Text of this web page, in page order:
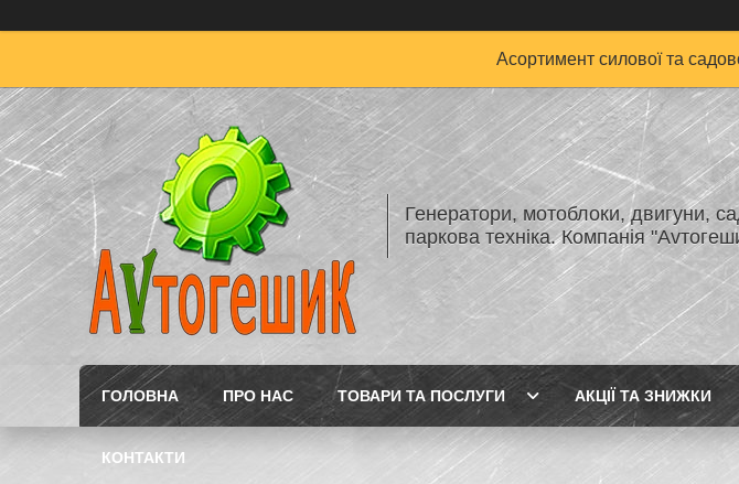
Асортимент силової та
Генератори, мотоблоки, двигуни,
паркова техніка. Компанія
ГОЛОВНА ПРО НАС ТОВАРИ ТА ПОСЛУГИ АКЦІЇ ТА ЗНИЖКИ
КОНТАКТИ